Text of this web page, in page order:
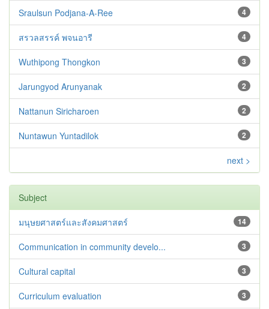
4
Sraulsun Podjana-A-Ree
4
สรวลสรรค์ พจนอารี
3
Wuthipong Thongkon
2
Jarungyod Arunyanak
2
Nattanun Siricharoen
2
Nuntawun Yuntadilok
next >
Subject
14
มนุษยศาสตร์และสังคมศาสตร์
3
Communication in community develo...
3
Cultural capital
3
Curriculum evaluation